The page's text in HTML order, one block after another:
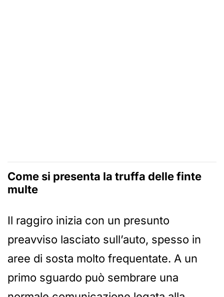
Come si presenta la truffa delle finte
multe
Il raggiro inizia con un presunto
preavviso lasciato sull’auto, spesso in
aree di sosta molto frequentate. A un
primo sguardo può sembrare una